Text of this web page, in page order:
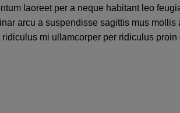
laoreet per a neque habitant leo
arcu a suspendisse sagittis mus
mi ullamcorper per ridiculus proin